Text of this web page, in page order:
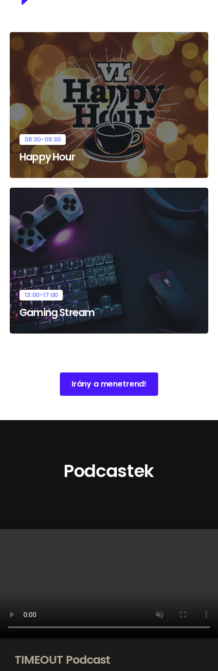
08:30-09:30
Happy Hour
13:00-17:00
Gaming Stream
Irány a menetrend!
Podcastek
TIMEOUT Podcast